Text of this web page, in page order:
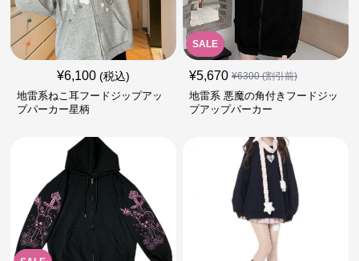
¥6,100 (税込)
地雷系ねこ耳フードジップアッ
プパーカー星柄
SALE
¥5,670 ¥6300(割引前)
地雷系 悪魔の角付きフードジッ
プアップパーカー